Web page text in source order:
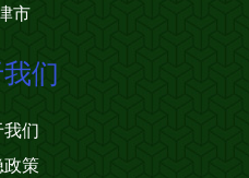
市
们
们
策